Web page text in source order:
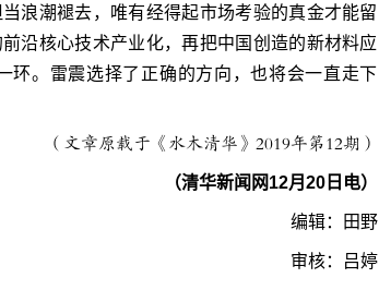
浪潮褪去，唯有经得起市场考验的真金才能留
沿核心技术产业化，再把中国创造的新材料应
环。雷震选择了正确的方向，也将会一直走下
（文章原载于《水木清华》2019年第12期）
（清华新闻网12月20日电）
编辑：田野
审核：吕婷